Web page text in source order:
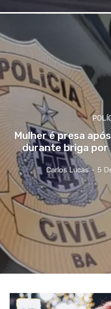
Mulher é presa
durante briga por
Carlos Lucas - 5